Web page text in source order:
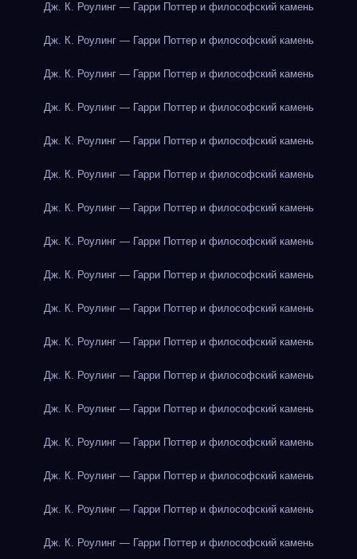
Дж. К. Роулинг — Гарри Поттер и философский камень
Дж. К. Роулинг — Гарри Поттер и философский камень
Дж. К. Роулинг — Гарри Поттер и философский камень
Дж. К. Роулинг — Гарри Поттер и философский камень
Дж. К. Роулинг — Гарри Поттер и философский камень
Дж. К. Роулинг — Гарри Поттер и философский камень
Дж. К. Роулинг — Гарри Поттер и философский камень
Дж. К. Роулинг — Гарри Поттер и философский камень
Дж. К. Роулинг — Гарри Поттер и философский камень
Дж. К. Роулинг — Гарри Поттер и философский камень
Дж. К. Роулинг — Гарри Поттер и философский камень
Дж. К. Роулинг — Гарри Поттер и философский камень
Дж. К. Роулинг — Гарри Поттер и философский камень
Дж. К. Роулинг — Гарри Поттер и философский камень
Дж. К. Роулинг — Гарри Поттер и философский камень
Дж. К. Роулинг — Гарри Поттер и философский камень
Дж. К. Роулинг — Гарри Поттер и философский камень